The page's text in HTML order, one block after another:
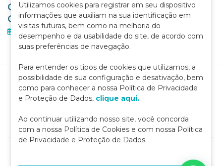
GLAUCOMA TUBE EXPERIENCE –
CURSO
02 de fevereiro de 2026
Utilizamos cookies para registrar em seu dispositivo
informações que auxiliam na sua identificação em
visitas futuras, bem como na melhoria do
desempenho e da usabilidade do site, de acordo com
suas preferências de navegação.
Para entender os tipos de cookies que utilizamos, a
possibilidade de sua configuração e desativação, bem
como para conhecer a nossa Política de Privacidade
e Proteção de Dados, clique aqui..
Ao continuar utilizando nosso site, você concorda
com a nossa Política de Cookies e com nossa Política
de Privacidade e Proteção de Dados.